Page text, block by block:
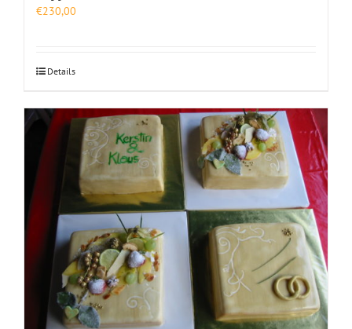
€230,00
Details